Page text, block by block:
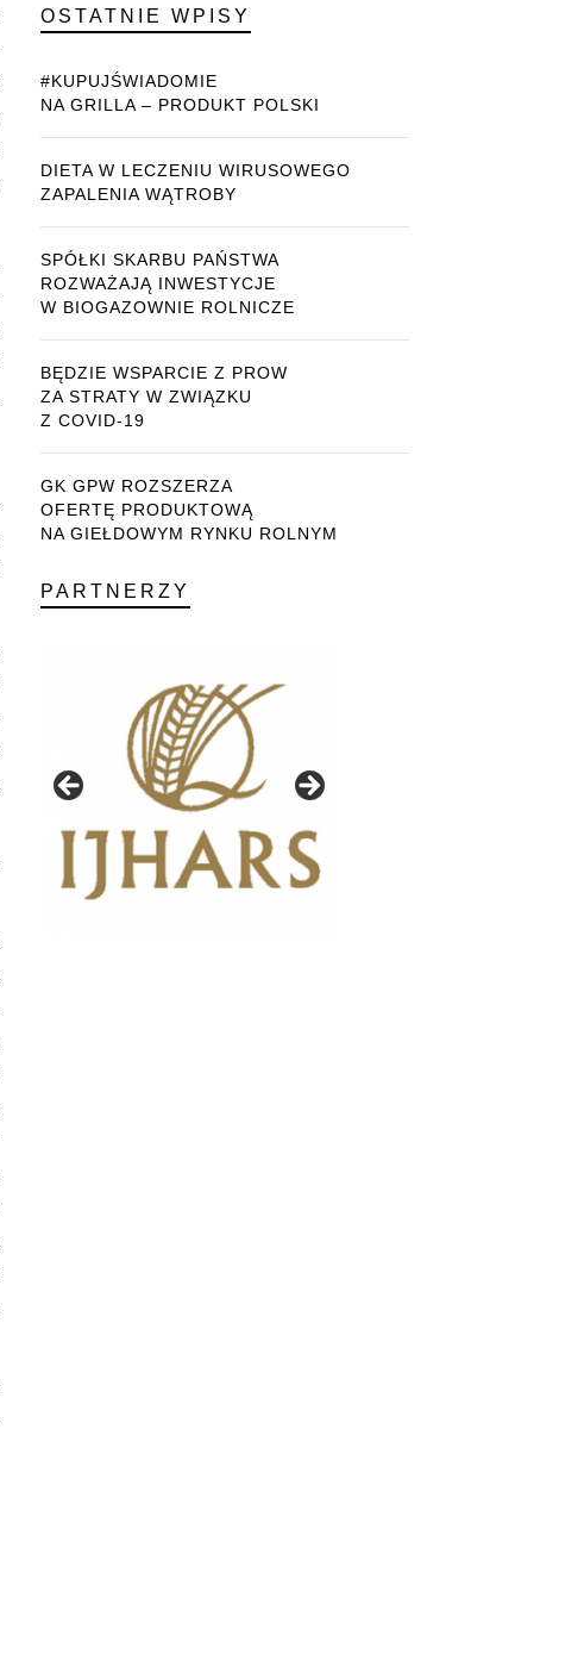
OSTATNIE WPISY
#KUPUJŚWIADOMIE
NA GRILLA – PRODUKT POLSKI
DIETA W LECZENIU WIRUSOWEGO
ZAPALENIA WĄTROBY
SPÓŁKI SKARBU PAŃSTWA
ROZWAŻAJĄ INWESTYCJE
W BIOGAZOWNIE ROLNICZE
BĘDZIE WSPARCIE Z PROW
ZA STRATY W ZWIĄZKU
Z COVID-19
GK GPW ROZSZERZA
OFERTĘ PRODUKTOWĄ
NA GIEŁDOWYM RYNKU ROLNYM
PARTNERZY